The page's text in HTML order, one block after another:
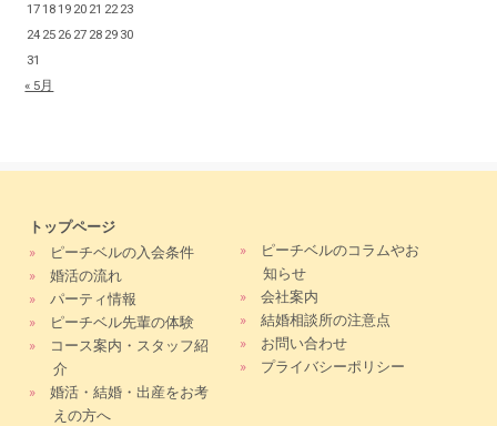
171819 20 21 2223
24 25 26 27 28 29 30
31
« 5月
トップページ
»
ピーチベルの入会条件
»
婚活の流れ
»
パーティ情報
»
ピーチベル先輩の体験
»
コース案内・スタッフ紹
介
»
婚活・結婚・出産をお考
えの方へ
»
ピーチベルのコラムやお
知らせ
»
会社案内
»
結婚相談所の注意点
»
お問い合わせ
»
プライバシーポリシー